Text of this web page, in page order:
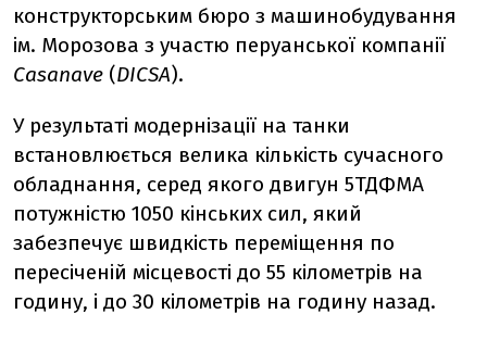
конструкторським бюро з машинобудування
ім. Морозова з участю перуанської компанії
Casanave (DICSA).
У результаті модернізації на танки
встановлюється велика кількість сучасного
обладнання, серед якого двигун 5ТДФМА
потужністю 1050 кінських сил, який
забезпечує швидкість переміщення по
пересіченій місцевості до 55 кілометрів на
годину, і до 30 кілометрів на годину назад.